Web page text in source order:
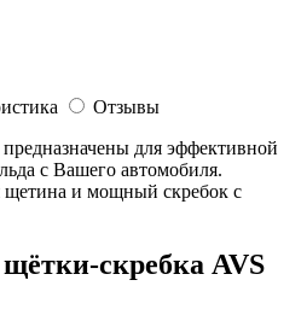
Отзывы
для эффективной
с Вашего автомобиля.
и мощный скребок с
скребка AVS